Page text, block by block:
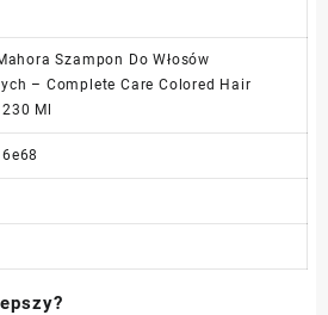
Szampon Do Włosów
– Complete Care Colored Hair
Ml